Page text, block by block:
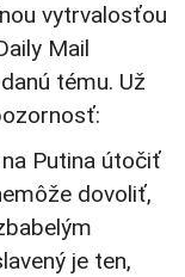
vytrvalosťou
Mail
tému. Už
Putina útočiť
dovoliť,
je ten,